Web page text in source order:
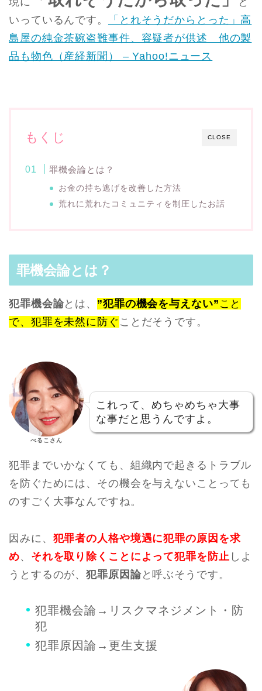
いっているんです。
「とれそうだからとった」高
島屋の純金茶碗盗難事件、容疑者が供述 他の製
品も物色（産経新聞） – Yahoo!ニュース
CLOSE
もくじ
罪機会論とは？
お金の持ち逃げを改善した方法
荒れに荒れたコミュニティを制圧したお話
罪機会論とは？
犯罪機会論とは、 ”犯罪の機会を与えない” こと
で、犯罪を未然に防ぐ ことだそうです。
べるこさん
これって、めちゃめちゃ大事
な事だと思うんですよ。
犯罪までいかなくても、組織内で起きるトラブル
を防ぐためには、その機会を与えないことっても
のすごく大事なんですね。
因みに、 犯罪者の人格や境遇に犯罪の原因を求
め、 それを取り除くことによって犯罪を防止 しよ
うとするのが、犯罪原因論と呼ぶそうです。
犯罪機会論→リスクマネジメント・防
犯
犯罪原因論→更生支援